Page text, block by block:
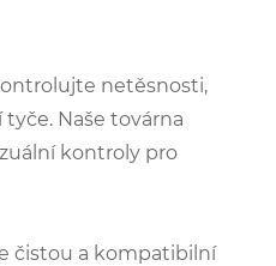
netěsnosti,
Naše továrna
kontroly pro
čistou a kompatibilní